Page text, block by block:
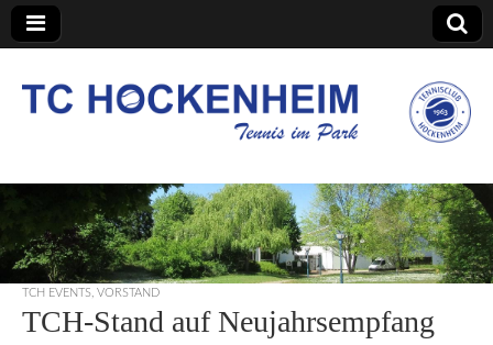
TC Hockenheim
TCH EVENTS VORSTAND
TCH-Stand auf Neujahrsempfang